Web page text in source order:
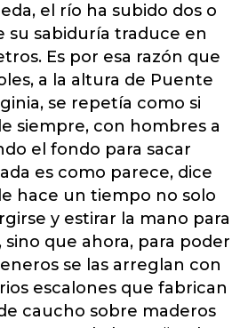
el río ha subido dos o
su sabiduría traduce en
Es por esa razón que
a la altura de Puente
se repetía como si
siempre, con hombres a
el fondo para sacar
es como parece, dice
hace un tiempo no solo
y estirar la mano para
que ahora, para poder
se las arreglan con
escalones que fabrican
caucho sobre maderos